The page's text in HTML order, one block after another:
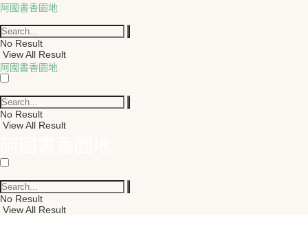
阿國書香園地
No Result
View All Result
阿國書香園地
No Result
View All Result
No Result
View All Result